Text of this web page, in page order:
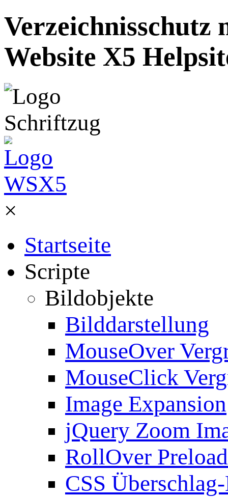
Verzeichnisschutz
Website X5
×
Startseite
Scripte
Bildobjekte
Bilddarstellung
MouseOver
MouseClick
Image Expansion
jQuery Zoom
RollOver Preload
CSS